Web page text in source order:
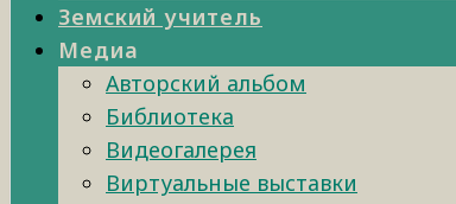
Земский учитель
Медиа
Авторский альбом
Библиотека
Видеогалерея
Виртуальные выставки